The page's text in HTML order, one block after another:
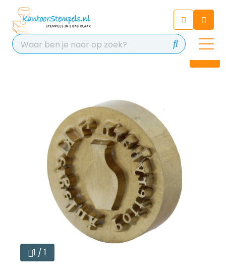
Chat 24/7 met onze chatbot
voor hulp
Contact
1 / 1